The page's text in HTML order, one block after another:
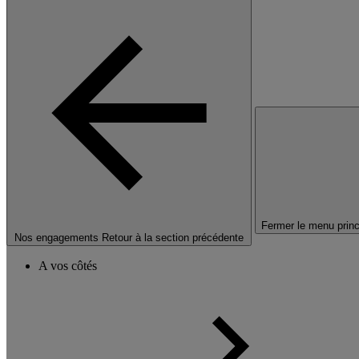
Nos engagements Retour à la section précédente
Fermer le menu
A vos côtés